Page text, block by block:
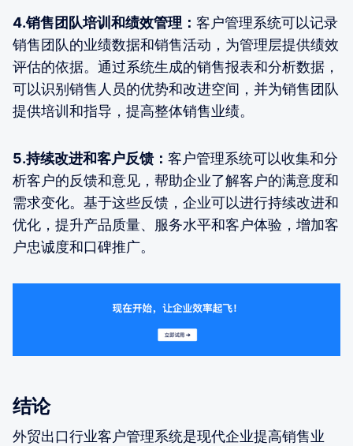
4.销售团队培训和绩效管理： 客户管理系统可以记录
销售团队的业绩数据和销售活动，为管理层提供绩效
评估的依据。通过系统生成的销售报表和分析数据，
可以识别销售人员的优势和改进空间，并为销售团队
提供培训和指导，提高整体销售业绩。
5.持续改进和客户反馈： 客户管理系统可以收集和分
析客户的反馈和意见，帮助企业了解客户的满意度和
需求变化。基于这些反馈，企业可以进行持续改进和
优化，提升产品质量、服务水平和客户体验，增加客
户忠诚度和口碑推广。
结论
外贸出口行业客户管理系统是现代企业提高销售业